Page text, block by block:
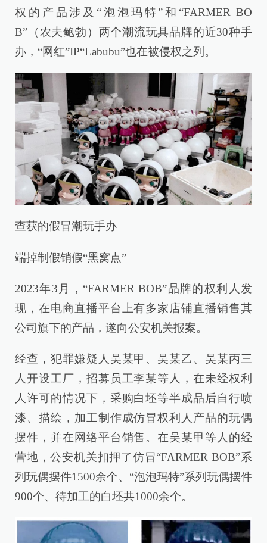
权的产品涉及“泡泡玛特”和“FARMER BO
B”（农夫鲍勃）两个潮流玩具品牌的近30种手
办，“网红”IP“Labubu”也在被侵权之列。
查获的假冒潮玩手办
端掉制假销假“黑窝点”
2023年3月，“FARMER BOB”品牌的权利人发
现，在电商直播平台上有多家店铺直播销售其
公司旗下的产品，遂向公安机关报案。
经查，犯罪嫌疑人吴某甲、吴某乙、吴某丙三
人开设工厂，招募员工李某等人，在未经权利
人许可的情况下，采购白坯等半成品后自行喷
漆、描绘，加工制作成仿冒权利人产品的玩偶
摆件，并在网络平台销售。在吴某甲等人的经
营地，公安机关扣押了仿冒“FARMER BOB”系
列玩偶摆件1500余个、“泡泡玛特”系列玩偶摆件
900个、待加工的白坯共1000余个。